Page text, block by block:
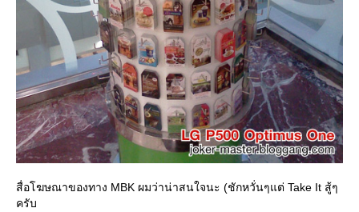
สื่อโฆษณาของทาง MBK ผมว่าน่าสนใจนะ (ชักหวั่นๆแต่ Take It สู้ๆ
ครับ